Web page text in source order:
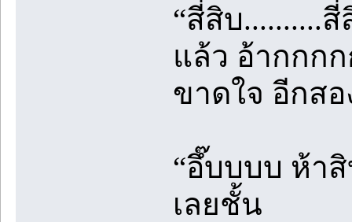
“สี่สิบ..........
แล้ว อ้ากกก
ขาดใจ อีกส
“อึ๊บบบบ ห้า
เลยชั้น